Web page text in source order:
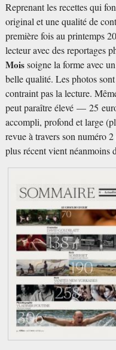
Reprenant les recettes qui
original et une qualité de
première fois au printemps
lecteur avec des reportages
Moissoigne la forme avec
belle qualité. Les photos
contraint pas la lecture.
peut paraître élevé — 25
accompli, profond et large
revue à travers son numéro
plus récent vient néanmoins